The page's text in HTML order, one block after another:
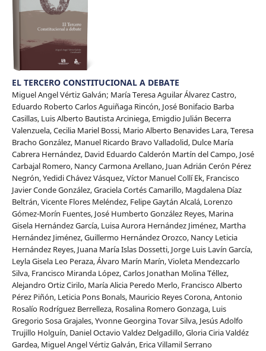
EL TERCERO CONSTITUCIONAL A DEBATE
Miguel Angel Vértiz Galván; María Teresa Aguilar Álvarez Castro,
Eduardo Roberto Carlos Aguiñaga Rincón, José Bonifacio Barba
Casillas, Luis Alberto Bautista Arciniega, Emigdio Julián Becerra
Valenzuela, Cecilia Mariel Bossi, Mario Alberto Benavides Lara, Teresa
Bracho González, Manuel Ricardo Bravo Valladolid, Dulce María
Cabrera Hernández, David Eduardo Calderón Martín del Campo, José
Carbajal Romero, Nancy Carmona Arellano, Juan Adrián Cerón Pérez
Negrón, Yedidi Chávez Vásquez, Víctor Manuel Collí Ek, Francisco
Javier Conde González, Graciela Cortés Camarillo, Magdalena Díaz
Beltrán, Vicente Flores Meléndez, Felipe Gaytán Alcalá, Lorenzo
Gómez-Morín Fuentes, José Humberto González Reyes, Marina
Gisela Hernández García, Luisa Aurora Hernández Jiménez, Martha
Hernández Jiménez, Guillermo Hernández Orozco, Nancy Leticia
Hernández Reyes, Juana María Islas Dossetti, Jorge Luis Lavín García,
Leyla Gisela Leo Peraza, Álvaro Marín Marín, Violeta Mendezcarlo
Silva, Francisco Miranda López, Carlos Jonathan Molina Téllez,
Alejandro Ortiz Cirilo, María Alicia Peredo Merlo, Francisco Alberto
Pérez Piñón, Leticia Pons Bonals, Mauricio Reyes Corona, Antonio
Rosalío Rodríguez Berrelleza, Rosalina Romero Gonzaga, Luis
Gregorio Sosa Grajales, Yvonne Georgina Tovar Silva, Jesús Adolfo
Trujillo Holguín, Daniel Octavio Valdez Delgadillo, Gloria Ciria Valdéz
Gardea, Miguel Angel Vértiz Galván, Erica Villamil Serrano